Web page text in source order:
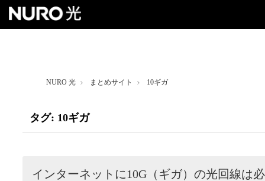
NURO 光 まとめサイト 10ギガ
タグ: 10ギガ
インターネットに10G（ギガ）の光回線は必